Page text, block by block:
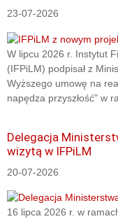
23-07-2026
W lipcu 2026 r. Instytut
(IFPiLM) podpisał z
Wyższego umowę na
napędza przyszłość" w
Delegacja
wizytą w IFPiLM
20-07-2026
16 lipca 2026 r. w